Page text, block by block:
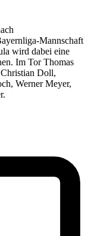
Mannschaft
wird dabei eine
Im Tor Thomas
Doll,
Werner Meyer,